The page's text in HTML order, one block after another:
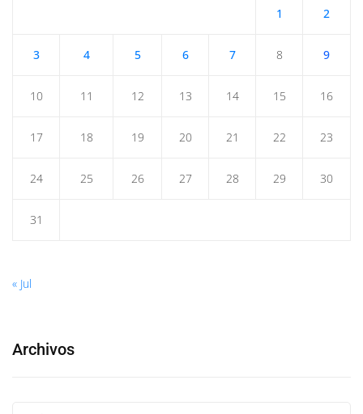
1 2
3 4 5 6 7 8 9
10 11 12 13 14 15 16
17 18 19 20 21 22 23
24 25 26 27 28 29 30
31
« Jul
Archivos